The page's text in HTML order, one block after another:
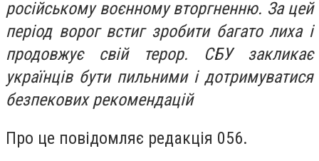
російському воєнному вторгненню. За цей
період ворог встиг зробити багато лиха і
продовжує свій терор. СБУ закликає
українців бути пильними і дотримуватися
безпекових рекомендацій
Про це повідомляє редакція 056.